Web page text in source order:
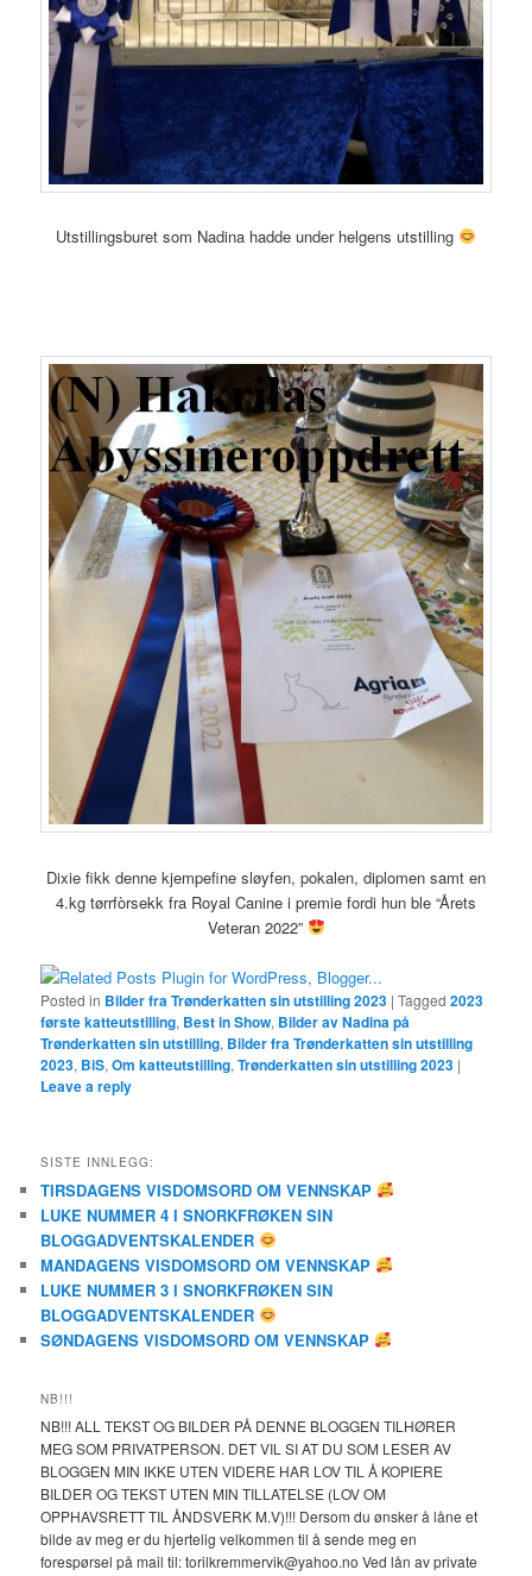
Utstillingsburet som Nadina hadde under helgens utstilling
Dixie fikk denne kjempefine sløyfen, pokalen, diplomen samt en
4.kg tørrfòrsekk fra Royal Canine i premie fordi hun ble “Årets
Veteran 2022”
Posted in Bilder fra Trønderkatten sin utstilling 2023 |Tagged 2023
første katteutstilling, Best in Show, Bilder av Nadina på
Trønderkatten sin utstilling, Bilder fra Trønderkatten sin utstilling
2023, BiS,Om katteutstilling,Trønderkatten sin utstilling 2023 |
Leave a reply
SISTE INNLEGG:
TIRSDAGENS VISDOMSORD OM VENNSKAP
LUKE NUMMER 4 I SNORKFRØKEN SIN
BLOGGADVENTSKALENDER
MANDAGENS VISDOMSORD OM VENNSKAP
LUKE NUMMER 3 I SNORKFRØKEN SIN
BLOGGADVENTSKALENDER
SØNDAGENS VISDOMSORD OM VENNSKAP
NB!!!
NB!!! ALL TEKST OG BILDER PÅ DENNE BLOGGEN TILHØRER
MEG SOM PRIVATPERSON. DET VIL SI AT DU SOM LESER AV
BLOGGEN MIN IKKE UTEN VIDERE HAR LOV TIL Å KOPIERE
BILDER OG TEKST UTEN MIN TILLATELSE (LOV OM
OPPHAVSRETT TIL ÅNDSVERK M.V)!!! Dersom du ønsker å låne et
bilde av meg er du hjertelig velkommen til å sende meg en
forespørsel på mail til: torilkremmervik@yahoo.no Ved lån av private